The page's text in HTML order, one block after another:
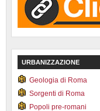
URBANIZZAZIONE
Geologia di Roma
Sorgenti di Roma
Popoli pre-romani